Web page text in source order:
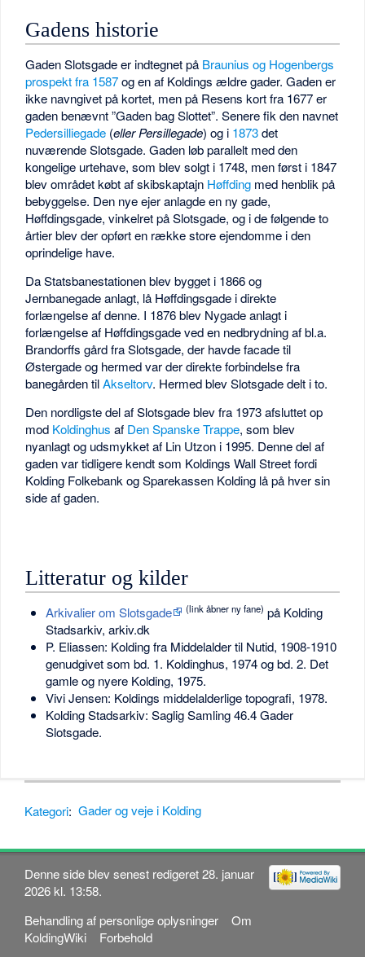
Gadens historie
Gaden Slotsgade er indtegnet på Braunius og Hogenbergs
prospekt fra 1587og en af Koldings ældre gader. Gaden er
ikke navngivet på kortet, men på Resens kort fra 1677 er
gaden benævnt ”Gaden bag Slottet”. Senere fik den navnet
Pedersilliegade (eller Persillegade) og i 1873det
nuværende Slotsgade. Gaden løb parallelt med den
kongelige urtehave, som blev solgt i 1748, men først i 1847
blev området købt af skibskaptajn Høffding med henblik på
bebyggelse. Den nye ejer anlagde en ny gade,
Høffdingsgade, vinkelret på Slotsgade, og i de følgende to
årtier blev der opført en række store ejendomme i den
oprindelige have.
Da Statsbanestationen blev bygget i 1866 og
Jernbanegade anlagt, lå Høffdingsgade i direkte
forlængelse af denne. I 1876 blev Nygade anlagt i
forlængelse af Høffdingsgade ved en nedbrydning af bl.a.
Brandorffs gård fra Slotsgade, der havde facade til
Østergade og hermed var der direkte forbindelse fra
banegården tilAkseltorv. Hermed blev Slotsgade delt i to.
Den nordligste del af Slotsgade blev fra 1973 afsluttet op
mod Koldinghus af Den Spanske Trappe, som blev
nyanlagt og udsmykket af Lin Utzon i 1995. Denne del af
gaden var tidligere kendt som Koldings Wall Street fordi
Kolding Folkebank og Sparekassen Kolding lå på hver sin
side af gaden.
Litteratur og kilder
Arkivalier om Slotsgade (link åbner ny fane) på Kolding
Stadsarkiv, arkiv.dk
P. Eliassen: Kolding fra Middelalder til Nutid, 1908-1910
genudgivet som bd. 1. Koldinghus, 1974 og bd. 2. Det
gamle og nyere Kolding, 1975.
Vivi Jensen: Koldings middelalderlige topografi, 1978.
Kolding Stadsarkiv: Saglig Samling 46.4 Gader
Slotsgade.
Kategori: Gader og veje i Kolding
Denne side blev senest redigeret 28. januar
2026 kl. 13:58.
Behandling af personlige oplysninger
Om
KoldingWiki
Forbehold